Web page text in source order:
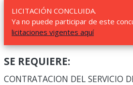
LICITACIÓN CONCLUIDA.
Ya no puede participar de este
licitaciones vigentes aquí
SE REQUIERE:
CONTRATACION DEL SERVICIO